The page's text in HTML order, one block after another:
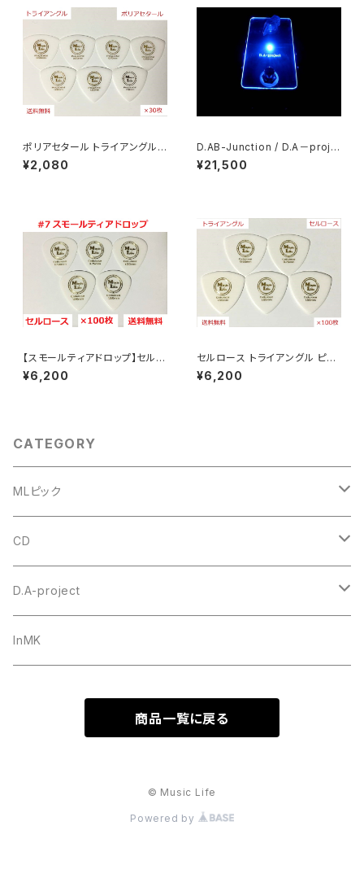
ポリアセタール トライアングル
ピック Triangle Polyacetal
【×30枚】送料無料
¥2,080
D.AB-Junction / D.A－proje
ct
¥21,500
【スモールティアドロップ】セルロ
ース ピック ×100枚 MLピック
【送料込み】
¥6,200
セルロース トライアングル ピッ
ク Triangle Celllose 【×100
枚】送料無料
¥6,200
CATEGORY
MLピック
#4 ミニトライアングル
セルロース
ポリアセタール
ウルテム
Triangle トライアングル オニギリ
＃1 トライアングル
＃7 スモールティアドロップ
#14 スモールトライアングル
CD
トゥクトゥクスキップ
goh
D.A-project
オリジナル
InMK
商品一覧に戻る
© Music Life
Powered by